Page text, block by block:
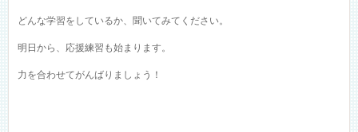
どんな学習をしているか、聞いてみてください。
明日から、応援練習も始まります。
力を合わせてがんばりましょう！